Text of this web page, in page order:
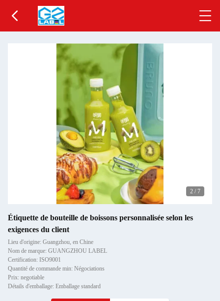
2 / 7
Étiquette de bouteille de boissons personnalisée selon les
exigences du client
Lieu d'origine: Guangzhou, en Chine
Nom de marque: GUANGZHOU LABEL
Certification: ISO9001
Quantité de commande min: Négociations
Prix: negotiable
Détails d'emballage: Emballage standard